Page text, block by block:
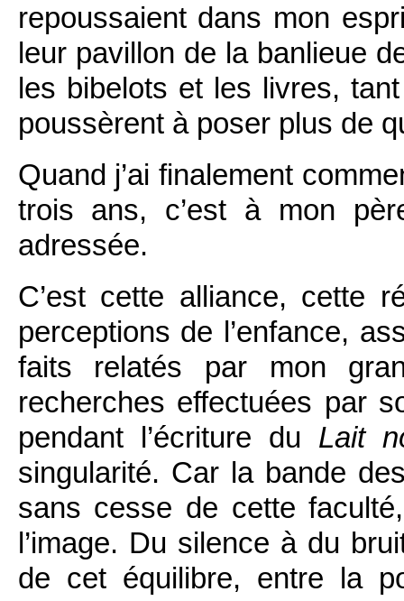
repoussaient dans mon
leur pavillon de la banlieue
les bibelots et les livres,
poussèrent à poser plus de
Quand j’ai finalement
trois ans, c’est à mon
adressée.
C’est cette alliance, cette
perceptions de l’enfance,
faits relatés par mon
recherches effectuées par
pendant l’écriture du Lait
singularité. Car la bande
sans cesse de cette
l’image. Du silence à du
de cet équilibre, entre la